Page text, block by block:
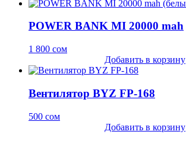
POWER BANK MI 20000 mah
1 800 сом
Добавить в корзину
Вентилятор BYZ FP-168
500 сом
Добавить в корзину